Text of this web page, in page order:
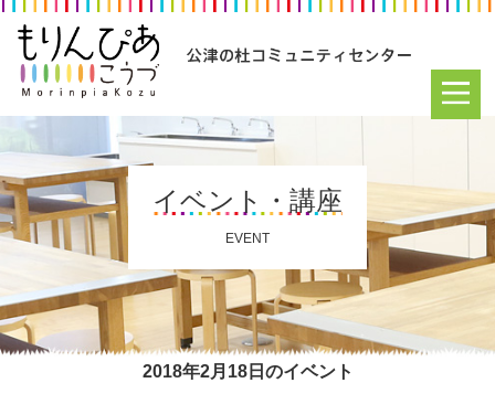
イベント・講座
EVENT
2018年2月18日のイベント